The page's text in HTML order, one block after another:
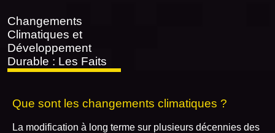
Changements
Climatiques et
Développement
Durable : Les Faits
Que sont les changements climatiques ?
La modification à long terme sur plusieurs décennies des